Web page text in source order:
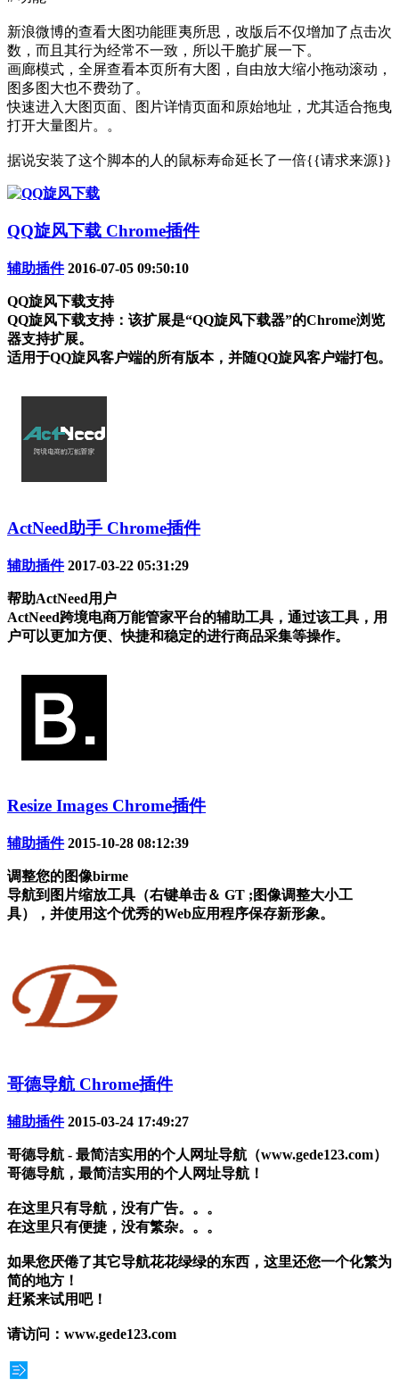
新浪微博的查看大图功能匪夷所思，改版后不仅增加了点击次
数，而且其行为经常不一致，所以干脆扩展一下。
画廊模式，全屏查看本页所有大图，自由放大缩小拖动滚动，
图多图大也不费劲了。
快速进入大图页面、图片详情页面和原始地址，尤其适合拖曳
打开大量图片。。
据说安装了这个脚本的人的鼠标寿命延长了一倍{{请求来源}}
QQ旋风下载 Chrome插件
辅助插件 2016-07-05 09:50:10
QQ旋风下载支持
QQ旋风下载支持：该扩展是“QQ旋风下载器”的Chrome浏览
器支持扩展。
适用于QQ旋风客户端的所有版本，并随QQ旋风客户端打包。
ActNeed助手 Chrome插件
辅助插件 2017-03-22 05:31:29
帮助ActNeed用户
ActNeed跨境电商万能管家平台的辅助工具，通过该工具，用
户可以更加方便、快捷和稳定的进行商品采集等操作。
Resize Images Chrome插件
辅助插件 2015-10-28 08:12:39
调整您的图像birme
导航到图片缩放工具（右键单击＆ GT ;图像调整大小工
具），并使用这个优秀的Web应用程序保存新形象。
哥德导航 Chrome插件
辅助插件 2015-03-24 17:49:27
哥德导航 - 最简洁实用的个人网址导航（www.gede123.com）
哥德导航，最简洁实用的个人网址导航！
在这里只有导航，没有广告。。。
在这里只有便捷，没有繁杂。。。
如果您厌倦了其它导航花花绿绿的东西，这里还您一个化繁为
简的地方！
赶紧来试用吧！
请访问：www.gede123.com